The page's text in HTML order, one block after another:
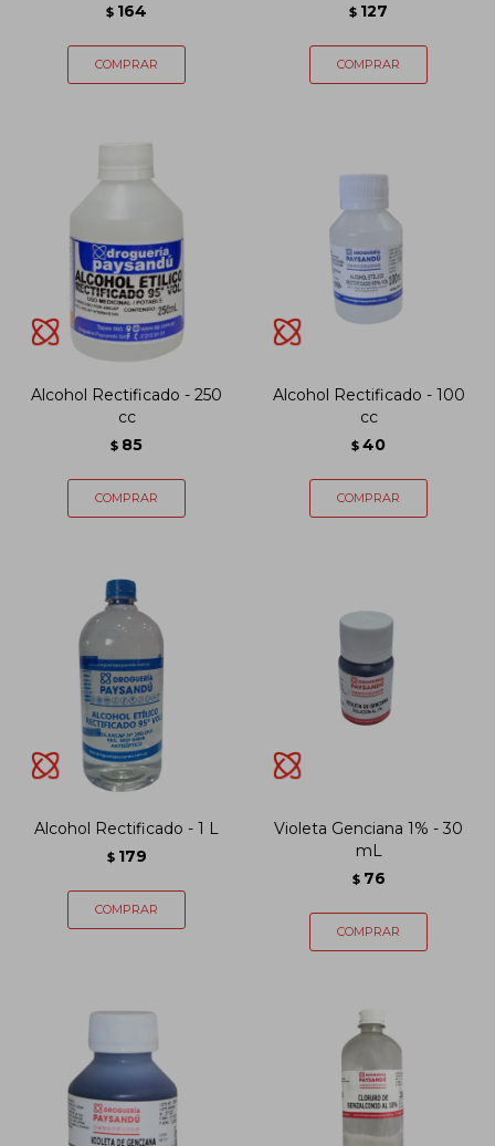
$ 164 $ 127
Alcohol Rectificado - 250
cc
$ 85
Alcohol Rectificado - 100
cc
$ 40
Alcohol Rectificado - 1 L
$ 179
Violeta Genciana 1% - 30
mL
$ 76